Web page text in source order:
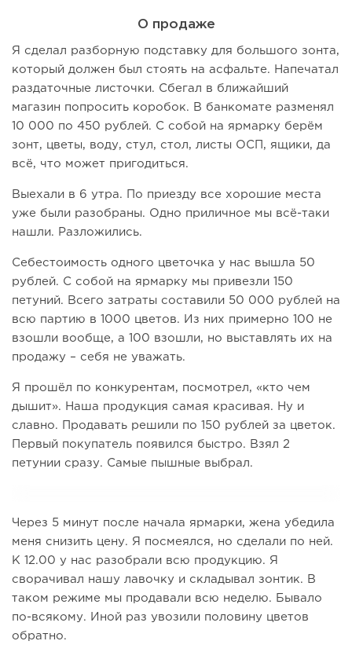
О продаже
Я сделал разборную подставку для большого зонта,
который должен был стоять на асфальте. Напечатал
раздаточные листочки. Сбегал в ближайший
магазин попросить коробок. В банкомате разменял
10 000 по 450 рублей. С собой на ярмарку берём
зонт, цветы, воду, стул, стол, листы ОСП, ящики, да
всё, что может пригодиться.
Выехали в 6 утра. По приезду все хорошие места
уже были разобраны. Одно приличное мы всё-таки
нашли. Разложились.
Себестоимость одного цветочка у нас вышла 50
рублей. С собой на ярмарку мы привезли 150
петуний. Всего затраты составили 50 000 рублей на
всю партию в 1000 цветов. Из них примерно 100 не
взошли вообще, а 100 взошли, но выставлять их на
продажу – себя не уважать.
Я прошёл по конкурентам, посмотрел, «кто чем
дышит». Наша продукция самая красивая. Ну и
славно. Продавать решили по 150 рублей за цветок.
Первый покупатель появился быстро. Взял 2
петунии сразу. Самые пышные выбрал.
Через 5 минут после начала ярмарки, жена убедила
меня снизить цену. Я посмеялся, но сделали по ней.
К 12.00 у нас разобрали всю продукцию. Я
сворачивал нашу лавочку и складывал зонтик. В
таком режиме мы продавали всю неделю. Бывало
по-всякому. Иной раз увозили половину цветов
обратно.